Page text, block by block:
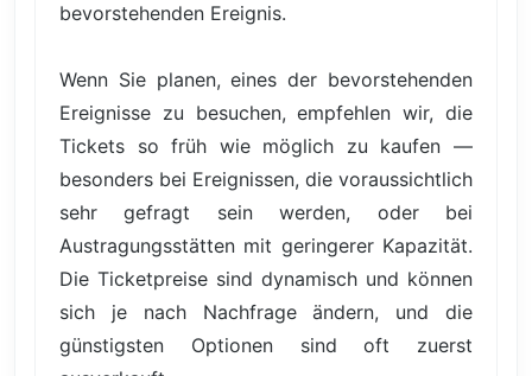
bevorstehenden Ereignis.
Wenn Sie planen, eines der bevorstehenden
Ereignisse zu besuchen, empfehlen wir, die
Tickets so früh wie möglich zu kaufen —
besonders bei Ereignissen, die voraussichtlich
sehr gefragt sein werden, oder bei
Austragungsstätten mit geringerer Kapazität.
Die Ticketpreise sind dynamisch und können
sich je nach Nachfrage ändern, und die
günstigsten Optionen sind oft zuerst